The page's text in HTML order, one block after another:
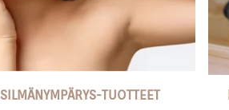
SILMÄNYMPÄRYS-TUOTTEET